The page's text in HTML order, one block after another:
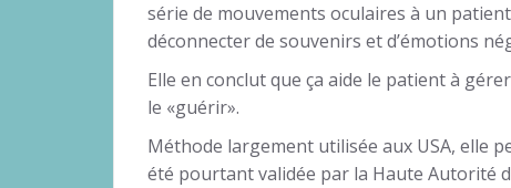
série de mouvements oculaires à un
déconnecter de souvenirs et d’émotions
Elle en conclut que ça aide le patient à
le «guérir».
Méthode largement utilisée aux USA, elle
été pourtant validée par la Haute Autorité